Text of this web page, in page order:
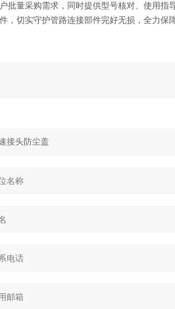
批量采购需求，同时提供型号核对、使用
，切实守护管路连接部件完好无损，全力保